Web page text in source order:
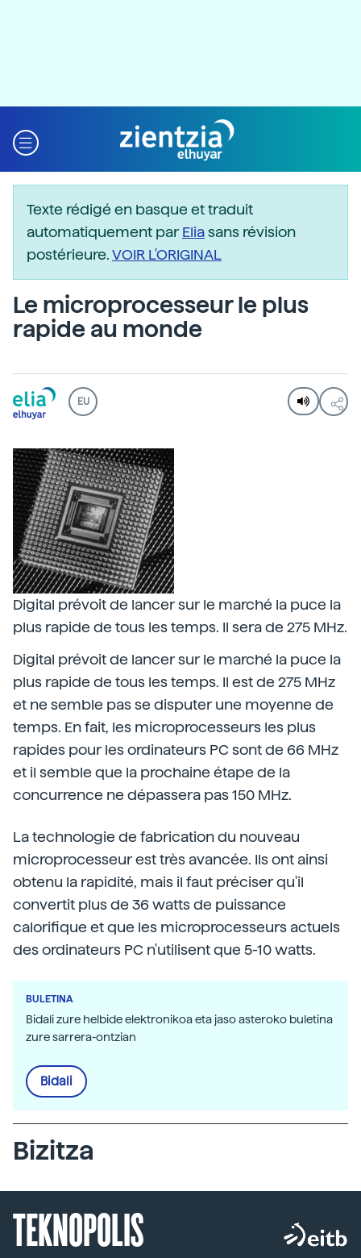
Texte rédigé en basque et traduit
automatiquement parEliasans révision
postérieure.VOIR L'ORIGINAL
Le microprocesseur le plus
rapide au monde
EU
Digital prévoit de lancer sur le marché la puce la
plus rapide de tous les temps. Il sera de 275 MHz.
Digital prévoit de lancer sur le marché la puce la
plus rapide de tous les temps. Il est de 275 MHz
et ne semble pas se disputer une moyenne de
temps. En fait, les microprocesseurs les plus
rapides pour les ordinateurs PC sont de 66 MHz
et il semble que la prochaine étape de la
concurrence ne dépassera pas 150 MHz.
La technologie de fabrication du nouveau
microprocesseur est très avancée. Ils ont ainsi
obtenu la rapidité, mais il faut préciser qu'il
convertit plus de 36 watts de puissance
calorifique et que les microprocesseurs actuels
des ordinateurs PC n'utilisent que 5-10 watts.
BULETINA
Bidali zure helbide elektronikoa eta jaso asteroko buletina
zure sarrera-ontzian
Bidali
Bizitza
TEKNOPOLIS